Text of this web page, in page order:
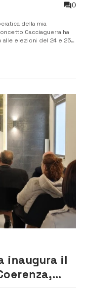
0
della mia
Cacciaguerra ha
alle elezioni del 24 e 25
“anomala, poco
inaugura il